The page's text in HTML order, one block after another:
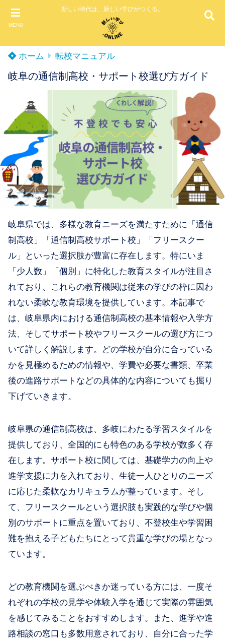
MENU
新しい時代は、新しい学びがつくる。
ホーム 転校マニュアル
岐阜の通信制高校・サポート校選び方ガイド
岐阜県では、多様な教育ニーズを満たすために「通信
制高校」「通信制高校サポート校」「フリースクー
ル」といった選択肢が豊富に存在します。特にいま
「少人数」「個別」に特化した教育スタイルが注目さ
れており、これらの教育機関は従来の学びの枠に囚わ
れない柔軟な教育環境を提供しています。本記事で
は、岐阜県内における通信制高校の基本情報や入学方
法、そしてサポート校やフリースクールの選び方につ
いて詳しく解説します。どの学校が自分に合っている
かを見極めるための情報や、学費や必要な書類、卒業
後の進路サポートなどの具体的な内容についても掘り
下げていきます。
岐阜県の通信制高校は、多岐にわたる学習スタイルを
提供しており、全国的にも特色のある学校が数多く存
在します。サポート校に関しては、基礎学力の向上や
進学支援に力を入れており、生徒一人ひとりのニーズ
に応じた柔軟なカリキュラムが整っています。そし
て、フリースクールという選択肢も実践的な学びや個
別のサポートに重点を置いており、不登校生や学習困
難を抱える子どもたちにとって貴重な学びの場となっ
ています。
どの教育機関を選ぶべきか迷っている方には、一度そ
れぞれの学校の見学や体験入学を通じて実際の雰囲気
を感じてみることをおすすめします。また、進学や進
路相談の窓口も多数用意されており、自分に合った学